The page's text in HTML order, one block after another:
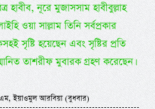
হাবীব, নূরে মুজাসসাম হাবীবুল্লাহ
ওয়া সাল্লাম তিনি সর্বপ্রকার
সৃষ্টি হয়েছেন এবং সৃষ্টির প্রতি
তাশরীফ মুবারক গ্রহণ করেছেন।
ইয়াওমুল আরবিয়া (বুধবার)